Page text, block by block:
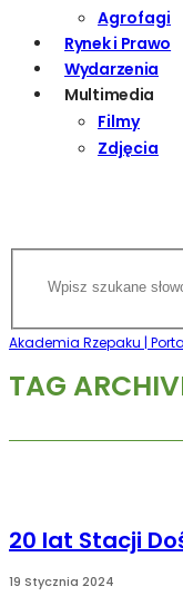
Agrofagi
Rynek i Prawo
Wydarzenia
Multimedia
Filmy
Zdjęcia
Akademia Rzepaku |
TAG
20 lat Stacji
19 Stycznia 2024